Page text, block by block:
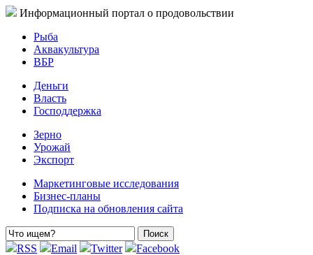
Информационный портал о продовольствии
Рыба
Аквакультура
ВБР
Деньги
Власть
Господдержка
Зерно
Урожай
Экспорт
Маркетинговые исследования
Бизнес-планы
Подписка на обновления сайта
RSS Email Twitter Facebook